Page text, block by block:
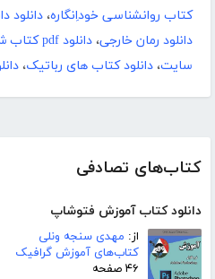
کتاب‌های تصادفی
دانلود کتاب آموزش فتوشاپ
از: مهدی سنجه ونلی
کتاب‌های آموزش گرافیک
۴۶ صفحه
کتاب روانشناسی خوداِنگاره، دانلود
دانلود رمان خارجی، دانلود pdf کتاب شعر، دانلود pdf شعر
سایت، دانلود کتاب های رباتیک،